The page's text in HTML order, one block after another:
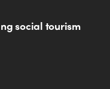
social tourism